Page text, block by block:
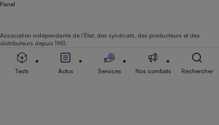
Panel
Association indépendante de l’État, des syndicats, des producteurs et des
distributeurs depuis 1951.
Tests Actus Services Nos combats Rechercher